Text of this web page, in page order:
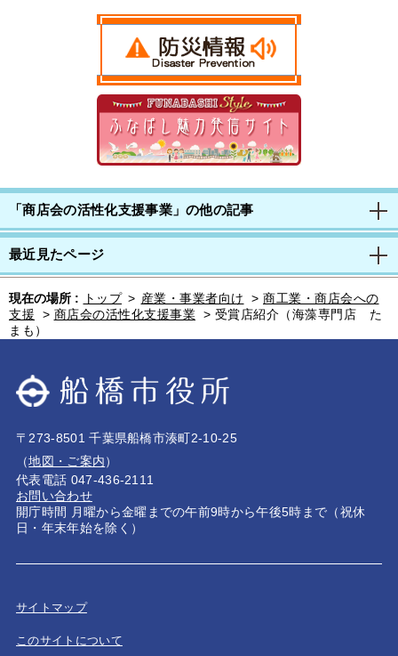
「商店会の活性化支援事業」の他の記事
最近見たページ
現在の場所 : トップ > 産業・事業者向け > 商工業・商店会への
支援
> 商店会の活性化支援事業 > 受賞店紹介（海藻専門店 た
まも）
〒273-8501 千葉県船橋市湊町2-10-25
（地図・ご案内）
代表電話 047-436-2111
お問い合わせ
開庁時間 月曜から金曜までの午前9時から午後5時まで（祝休
日・年末年始を除く）
サイトマップ
このサイトについて